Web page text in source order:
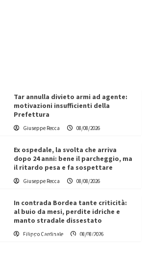
2026
Tar annulla divieto armi ad agente:
motivazioni insufficienti della
Prefettura
Giuseppe Recca 08/08/2026
Ex ospedale, la svolta che arriva
dopo 24 anni: bene il parcheggio, ma
il ritardo pesa e fa sospettare
Giuseppe Recca 08/08/2026
In contrada Bordea tante criticità:
al buio da mesi, perdite idriche e
manto stradale dissestato
Filippo Cardinale 08/08/2026
Buscarnera partner chiave
per la transizione